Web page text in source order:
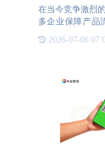
在当今竞争激烈
多企业保障产品
为了众多企业管
2026-07-06